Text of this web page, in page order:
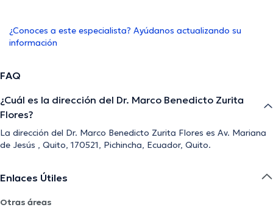
¿Conoces a este especialista? Ayúdanos actualizando su
información
FAQ
¿Cuál es la dirección del Dr. Marco Benedicto Zurita
Flores?
La dirección del Dr. Marco Benedicto Zurita Flores es Av. Mariana
de Jesús , Quito, 170521, Pichincha, Ecuador, Quito.
Enlaces Útiles
Otras áreas